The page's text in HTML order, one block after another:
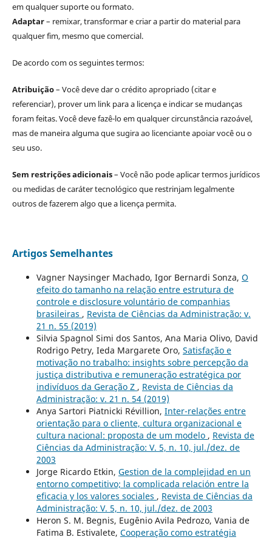
em qualquer suporte ou formato.
Adaptar– remixar, transformar e criar a partir do material para
qualquer fim, mesmo que comercial.
De acordo com os seguintes termos:
Atribuição– Você deve dar o crédito apropriado (citar e
referenciar), prover um link para a licença e indicar se mudanças
foram feitas. Você deve fazê-lo em qualquer circunstância razoável,
mas de maneira alguma que sugira ao licenciante apoiar você ou o
seu uso.
Sem restrições adicionais– Você não pode aplicar termos jurídicos
ou medidas de caráter tecnológico que restrinjam legalmente
outros de fazerem algo que a licença permita.
Artigos Semelhantes
Vagner Naysinger Machado, Igor Bernardi Sonza, O
efeito do tamanho na relação entre estrutura de
controle e disclosure voluntário de companhias
brasileiras , Revista de Ciências da Administração: v.
21 n. 55 (2019)
Silvia Spagnol Simi dos Santos, Ana Maria Olivo, David
Rodrigo Petry, Ieda Margarete Oro, Satisfação e
motivação no trabalho: insights sobre percepção da
justiça distributiva e remuneração estratégica por
indivíduos da Geração Z , Revista de Ciências da
Administração: v. 21 n. 54 (2019)
Anya Sartori Piatnicki Révillion, Inter-relações entre
orientação para o cliente, cultura organizacional e
cultura nacional: proposta de um modelo , Revista de
Ciências da Administração: V. 5, n. 10, jul./dez. de
2003
Jorge Ricardo Etkin, Gestion de la complejidad en un
entorno competitivo; la complicada relación entre la
eficacia y los valores sociales , Revista de Ciências da
Administração: V. 5, n. 10, jul./dez. de 2003
Heron S. M. Begnis, Eugênio Avila Pedrozo, Vania de
Fatima B. Estivalete, Cooperação como estratégia